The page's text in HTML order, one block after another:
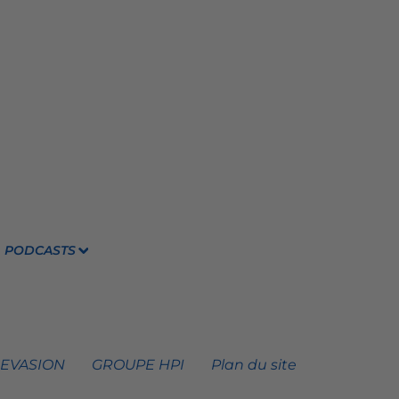
PODCASTS
GROUPE HPI Plan du site